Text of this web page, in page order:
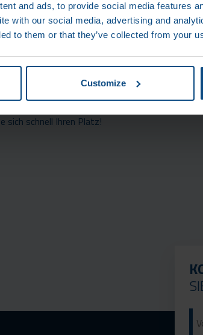
and ads, to provide social media features
with our social media, advertising and
to them or that they’ve collected from your
Customize
in unsere Roadmap und zukünftige
der Hannover Messe am Mittwoch, den
16, Stand D12) statt. Melden Sie sich
Workshops mehr über die
sich schnell Ihren Platz!